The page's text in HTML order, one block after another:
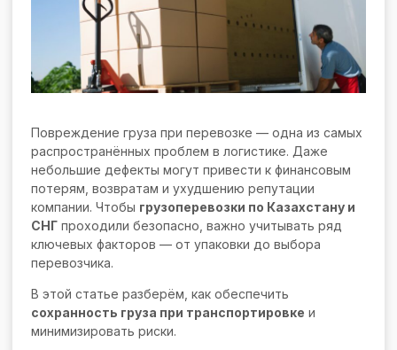
Повреждение груза при перевозке — одна из самых
распространённых проблем в логистике. Даже
небольшие дефекты могут привести к финансовым
потерям, возвратам и ухудшению репутации
компании. Чтобы грузоперевозки по Казахстану и
СНГ проходили безопасно, важно учитывать ряд
ключевых факторов — от упаковки до выбора
перевозчика.
В этой статье разберём, как обеспечить
сохранность груза при транспортировке и
минимизировать риски.